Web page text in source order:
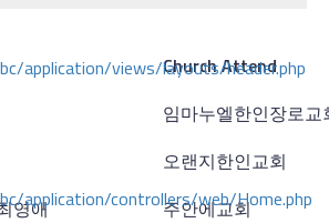
application/views/layouts/header.php
application/controllers/web/Home.php
Church Attend
임마누엘한인장로교
오랜지한인교회
영애
주안에교회